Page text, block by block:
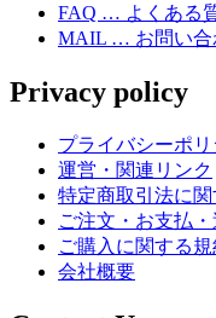
FAQ … よくある
MAIL … お問い合
Privacy policy
プライバシーポリ
運営・関連リンク
特定商取引法に
ご注文・お支払
ご購入に関する規
会社概要